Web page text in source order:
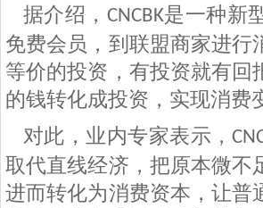
据介绍， CNCBK是一种新
免费会员，到联盟商家进行
等价的投资，有投资就有回
的钱转化成投资，实现消费
对此，业内专家表示，
取代直线经济，把原本微不
进而转化为消费资本，让普